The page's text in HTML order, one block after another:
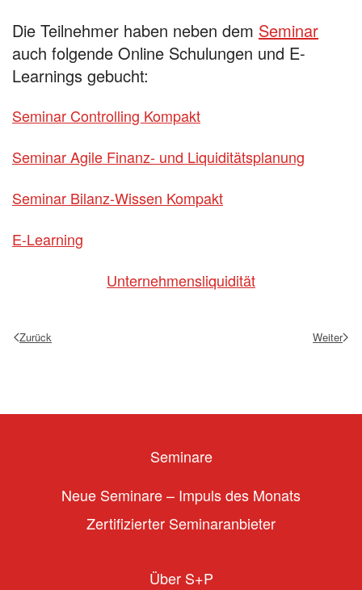
Die Teilnehmer haben neben dem Seminar
auch folgende Online Schulungen und E-
Learnings gebucht:
Seminar Controlling Kompakt
Seminar Agile Finanz- und Liquiditätsplanung
Seminar Bilanz-Wissen Kompakt
E-Learning
Unternehmensliquidität
Zurück Weiter
Seminare
Neue Seminare – Impuls des Monats
Zertifizierter Seminaranbieter
Über S+P